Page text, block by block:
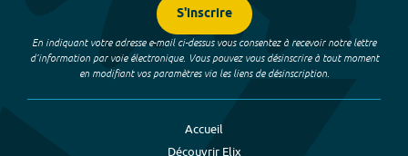
S'inscrire
En indiquant votre adresse e-mail ci-dessus vous consentez à recevoir notre lettre
d’information par voie électronique. Vous pouvez vous désinscrire à tout moment
en modifiant vos paramètres via les liens de désinscription.
Accueil
Découvrir Elix